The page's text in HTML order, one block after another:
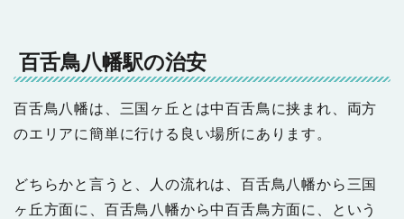
百舌鳥八幡駅の治安
百舌鳥八幡は、三国ヶ丘とは中百舌鳥に挟まれ、両方
のエリアに簡単に行ける良い場所にあります。
どちらかと言うと、人の流れは、百舌鳥八幡から三国
ヶ丘方面に、百舌鳥八幡から中百舌鳥方面に、という